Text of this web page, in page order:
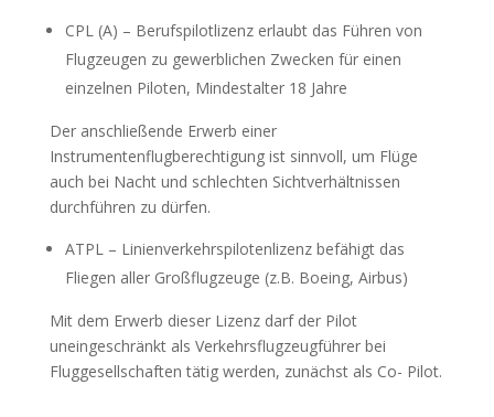
CPL (A) – Berufspilotlizenz erlaubt das Führen von
Flugzeugen zu gewerblichen Zwecken für einen
einzelnen Piloten, Mindestalter 18 Jahre
Der anschließende Erwerb einer
Instrumentenflugberechtigung ist sinnvoll, um Flüge
auch bei Nacht und schlechten Sichtverhältnissen
durchführen zu dürfen.
ATPL – Linienverkehrspilotenlizenz befähigt das
Fliegen aller Großflugzeuge (z.B. Boeing, Airbus)
Mit dem Erwerb dieser Lizenz darf der Pilot
uneingeschränkt als Verkehrsflugzeugführer bei
Fluggesellschaften tätig werden, zunächst als Co- Pilot.